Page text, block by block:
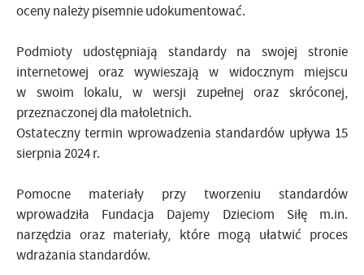
oceny należy pisemnie udokumentować.
Podmioty udostępniają standardy na swojej stronie
internetowej oraz wywieszają w widocznym miejscu
w swoim lokalu, w wersji zupełnej oraz skróconej,
przeznaczonej dla małoletnich.
Ostateczny termin wprowadzenia standardów upływa 15
sierpnia 2024 r.
Pomocne materiały przy tworzeniu standardów
wprowadziła Fundacja Dajemy Dzieciom Siłę m.in.
narzędzia oraz materiały, które mogą ułatwić proces
wdrażania standardów.